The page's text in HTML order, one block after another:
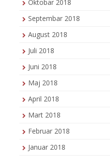
Oktobar 2018
Septembar 2018
August 2018
Juli 2018
Juni 2018
Maj 2018
April 2018
Mart 2018
Februar 2018
Januar 2018